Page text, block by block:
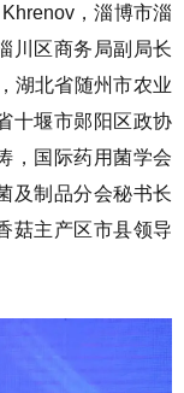
，淄博市淄
川区商务局副局长
湖北省随州市农业
十堰市郧阳区政协
，国际药用菌学会
及制品分会秘书长
菇主产区市县领导